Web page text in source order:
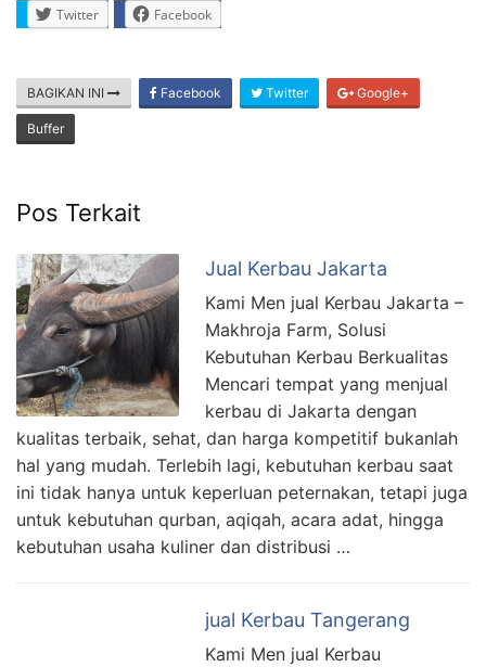
Twitter Facebook
BAGIKAN INI Facebook Twitter Google+
Buffer
Pos Terkait
Jual Kerbau Jakarta
Kami Men jual Kerbau Jakarta –
Makhroja Farm, Solusi
Kebutuhan Kerbau Berkualitas
Mencari tempat yang menjual
kerbau di Jakarta dengan
kualitas terbaik, sehat, dan harga kompetitif bukanlah
hal yang mudah. Terlebih lagi, kebutuhan kerbau saat
ini tidak hanya untuk keperluan peternakan, tetapi juga
untuk kebutuhan qurban, aqiqah, acara adat, hingga
kebutuhan usaha kuliner dan distribusi …
jual Kerbau Tangerang
Kami Men jual Kerbau